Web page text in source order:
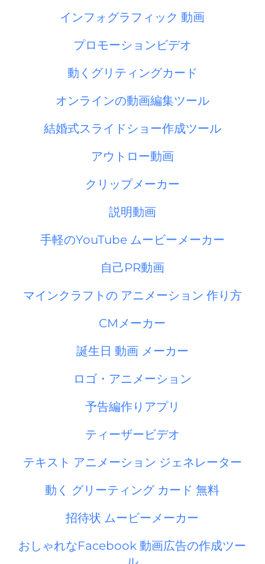
インフォグラフィック 動画
プロモーションビデオ
動くグリティングカード
オンラインの動画編集ツール
結婚式スライドショー作成ツール
アウトロー動画
クリップメーカー
説明動画
手軽のYouTube ムービーメーカー
自己PR動画
マインクラフトの アニメーション 作り方
CMメーカー
誕生日 動画 メーカー
ロゴ・アニメーション
予告編作りアプリ
ティーザービデオ
テキスト アニメーション ジェネレーター
動く グリーティング カード 無料
招待状 ムービーメーカー
おしゃれなFacebook 動画広告の作成ツー